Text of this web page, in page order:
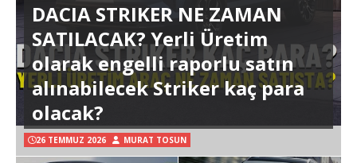
DACIA STRIKER NE ZAMAN
SATILACAK? Yerli Üretim
olarak engelli raporlu satın
alınabilecek Striker kaç para
olacak?
26 TEMMUZ 2026 MURAT TOSUN